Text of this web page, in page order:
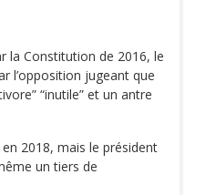
la Constitution de 2016, le
l’opposition jugeant que
“inutile” et un antre
2018, mais le président
un tiers de